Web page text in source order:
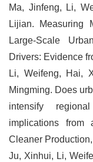
Ma, Jinfeng, Li,
Lijian. Measuring
Large-Scale
Drivers: Evidence
Li, Weifeng, Hai,
Mingming. Does
intensify
implications
Cleaner
Ju, Xinhui, Li,